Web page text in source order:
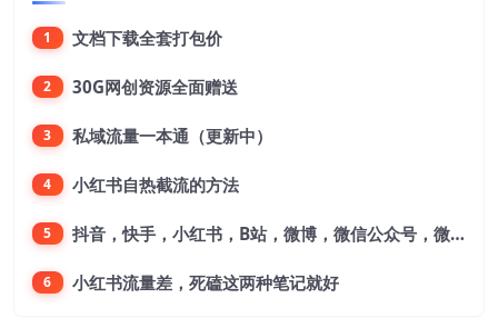
1 文档下载全套打包价
2 30G网创资源全面赠送
3 私域流量一本通（更新中）
4 小红书自热截流的方法
5 抖音，快手，小红书，B站，微博，微信公众号，微信视频号。每一个平台，都是不一样的机会，对应不一样的赚钱思路
6 小红书流量差，死磕这两种笔记就好